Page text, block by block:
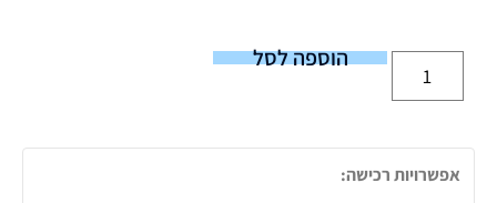
הוספה לסל
אפשרויות רכישה: